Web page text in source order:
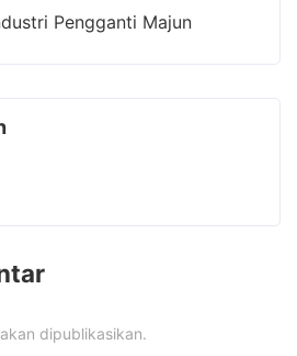
Pengganti Majun
dipublikasikan.